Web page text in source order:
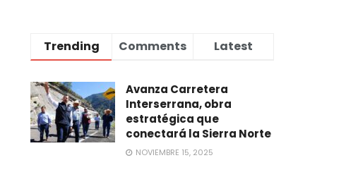
Trending Comments Latest
Avanza Carretera
Interserrana, obra
estratégica que
conectará la Sierra Norte
NOVIEMBRE 15, 2025